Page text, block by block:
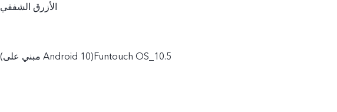
الأزرق الشفقي
(مبني على Android 10)Funtouch OS_10.5